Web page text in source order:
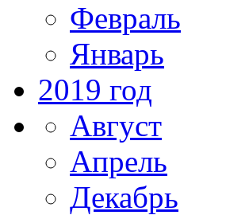
Февраль
Январь
2019 год
Август
Апрель
Декабрь